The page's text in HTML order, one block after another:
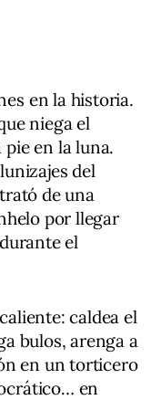
en la historia.
niega el
en la luna.
del
de una
por llegar
el
caldea el
bulos, arenga a
en un torticero
en